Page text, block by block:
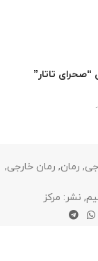
“صحرای تاتار”
, رمان, رمان خارجی,
, نشر: مرکز